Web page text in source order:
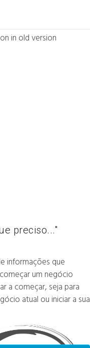
preciso..."
informações que
um negócio
a começar, seja para
atual ou iniciar a sua